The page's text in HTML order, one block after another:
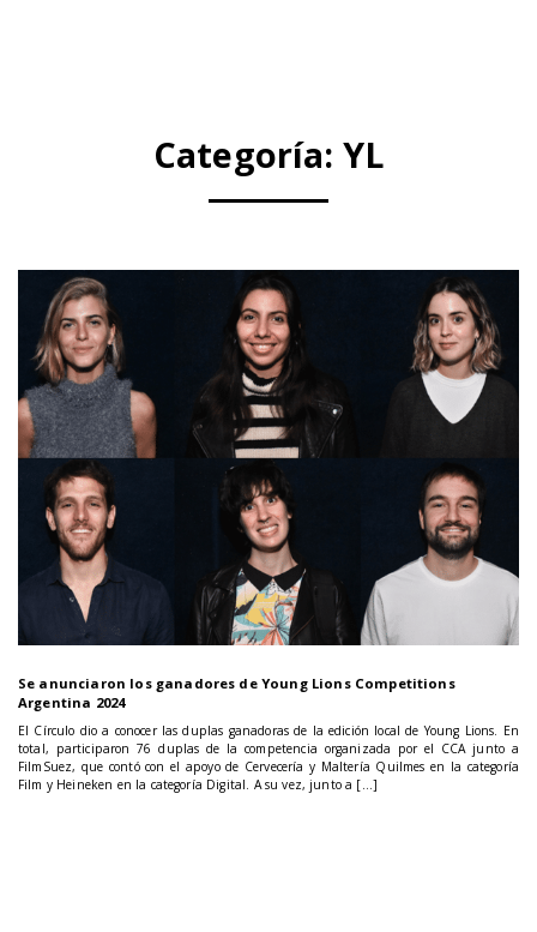
Categoría: YL
Se anunciaron los ganadores de Young Lions Competitions
Argentina 2024
El Círculo dio a conocer las duplas ganadoras de la edición local de Young Lions. En
total, participaron 76 duplas de la competencia organizada por el CCA junto a
FilmSuez, que contó con el apoyo de Cervecería y Maltería Quilmes en la categoría
Film y Heineken en la categoría Digital. A su vez, junto a […]